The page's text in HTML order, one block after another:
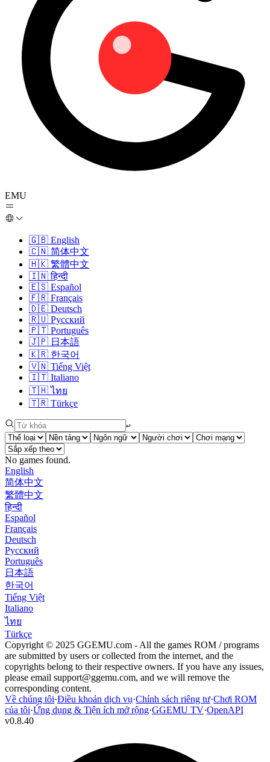
EMU
🇬🇧 English
🇨🇳 简体中文
🇭🇰 繁體中文
🇮🇳 हिन्दी
🇪🇸 Español
🇫🇷 Français
🇩🇪 Deutsch
🇷🇺 Русский
🇵🇹 Português
🇯🇵 日本語
🇰🇷 한국어
🇻🇳 Tiếng Việt
🇮🇹 Italiano
🇹🇭 ไทย
🇹🇷 Türkçe
↩︎
No games found.
English
简体中文
繁體中文
हिन्दी
Español
Français
Deutsch
Русский
Português
日本語
한국어
Tiếng Việt
Italiano
ไทย
Türkçe
Copyright © 2025 GGEMU.com - All the games ROM / programs
are submitted by users or collected from the internet, and the
copyrights belong to their respective owners. If you have any issues,
please email support@ggemu.com, and we will remove the
corresponding content.
Về chúng tôi·Điều khoản dịch vụ·Chính sách riêng tư·Chơi ROM
của tôi·Ứng dụng & Tiện ích mở rộng·GGEMU TV·OpenAPI
v0.8.40